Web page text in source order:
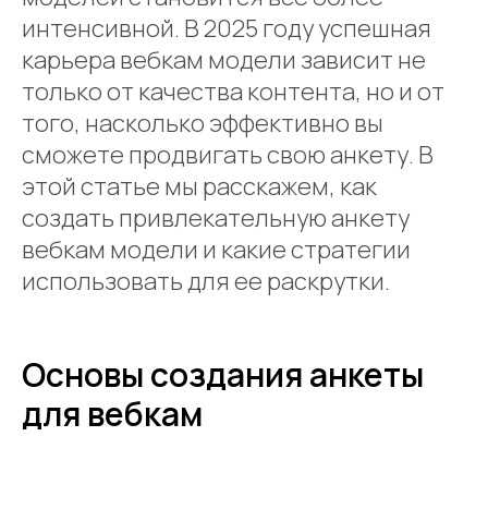
интенсивной. В 2025 году успешная
карьера вебкам модели зависит не
только от качества контента, но и от
того, насколько эффективно вы
сможете продвигать свою анкету. В
этой статье мы расскажем, как
создать привлекательную анкету
вебкам модели и какие стратегии
использовать для ее раскрутки.
Основы создания анкеты
для вебкам